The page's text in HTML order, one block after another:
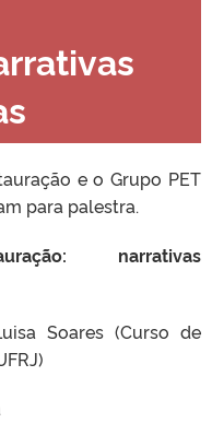
e o Grupo PET
para palestra.
narrativas
Soares (Curso de